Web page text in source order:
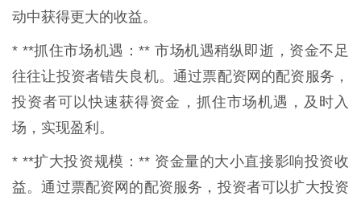
动中获得更大的收益。
* **抓住市场机遇：** 市场机遇稍纵即逝，资金不足
往往让投资者错失良机。通过票配资网的配资服务，
投资者可以快速获得资金，抓住市场机遇，及时入
场，实现盈利。
* **扩大投资规模：** 资金量的大小直接影响投资收
益。通过票配资网的配资服务，投资者可以扩大投资